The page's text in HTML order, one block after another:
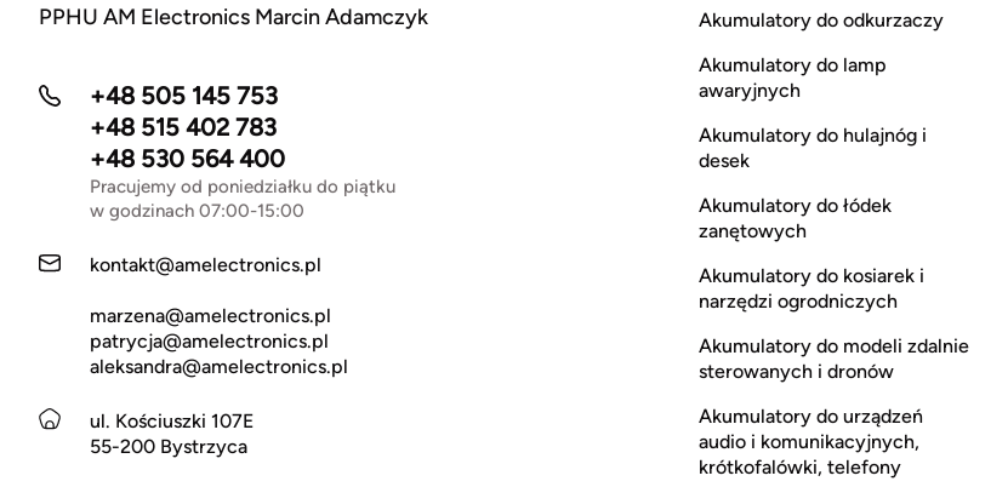
PPHU AM Electronics Marcin Adamczyk
+48 505 145 753
+48 515 402 783
+48 530 564 400
Pracujemy od poniedziałku do piątku
w godzinach 07:00-15:00
kontakt@amelectronics.pl
marzena@amelectronics.pl
patrycja@amelectronics.pl
aleksandra@amelectronics.pl
ul. Kościuszki 107E
55-200 Bystrzyca
Akumulatory do odkurzaczy
Akumulatory do lamp
awaryjnych
Akumulatory do hulajnóg i
desek
Akumulatory do łódek
zanętowych
Akumulatory do kosiarek i
narzędzi ogrodniczych
Akumulatory do modeli zdalnie
sterowanych i dronów
Akumulatory do urządzeń
audio i komunikacyjnych,
krótkofalówki, telefony